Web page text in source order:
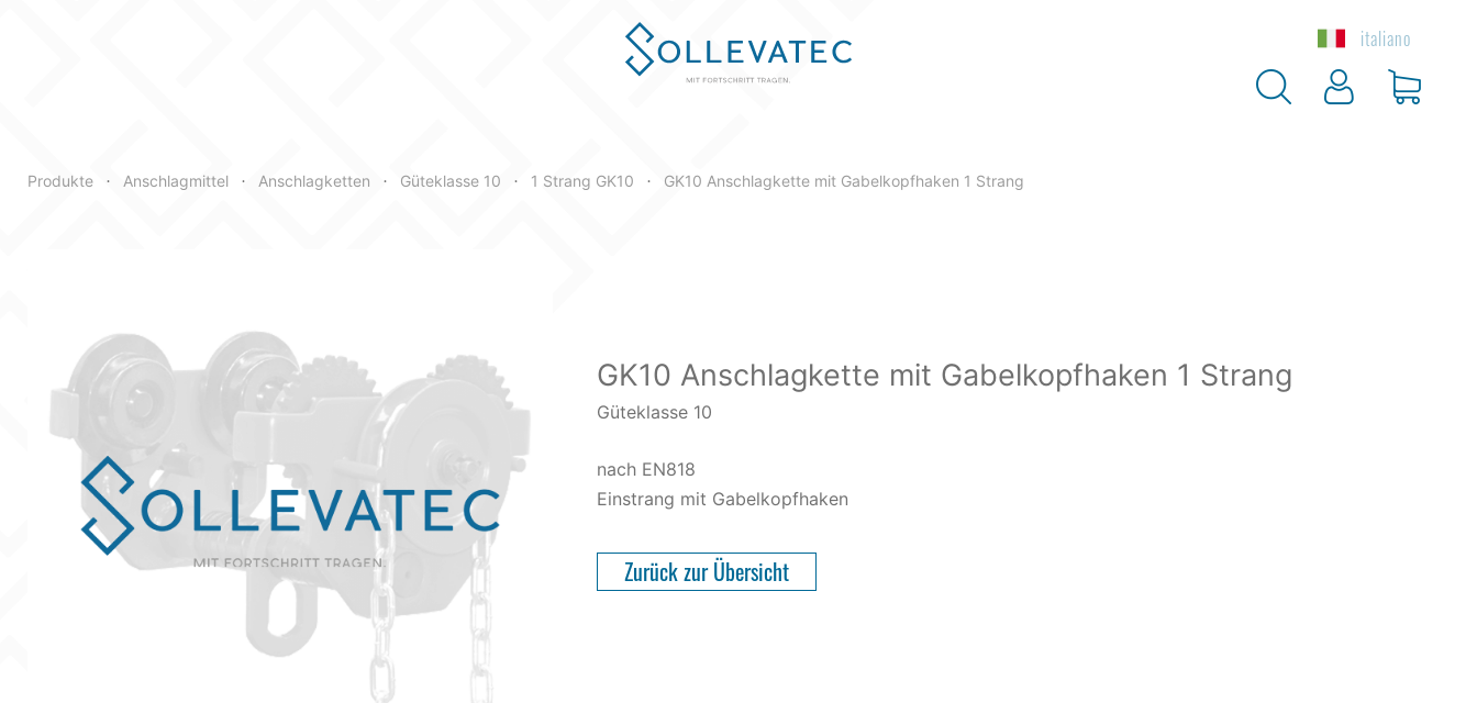
italiano
Produkte • Anschlagmittel • Anschlagketten • Güteklasse 10 • 1 Strang GK10 • GK10 Anschlagkette mit Gabelkopfhaken 1 Strang
GK10 Anschlagkette mit Gabelkopfhaken 1 Strang
Güteklasse 10
nach EN818
Einstrang mit Gabelkopfhaken
Zurück zur Übersicht